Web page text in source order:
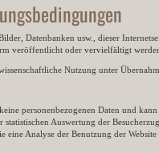
Datenbanken usw., dieser
veröffentlicht oder vervielfältigt
Nutzung unter
personenbezogenen Daten und
statistischen Auswertung der
eine Analyse der Benutzung der